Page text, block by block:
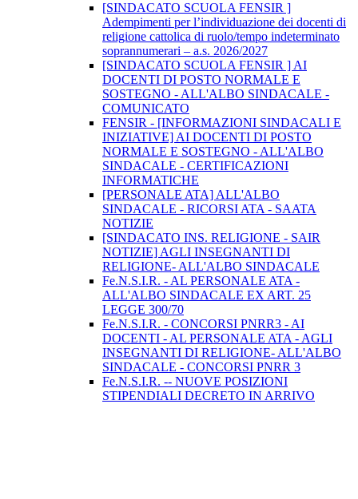
[SINDACATO SCUOLA FENSIR ]
Adempimenti per l’individuazione dei docenti di
religione cattolica di ruolo/tempo indeterminato
soprannumerari – a.s. 2026/2027
[SINDACATO SCUOLA FENSIR ] AI
DOCENTI DI POSTO NORMALE E
SOSTEGNO - ALL'ALBO SINDACALE -
COMUNICATO
FENSIR - [INFORMAZIONI SINDACALI E
INIZIATIVE] AI DOCENTI DI POSTO
NORMALE E SOSTEGNO - ALL'ALBO
SINDACALE - CERTIFICAZIONI
INFORMATICHE
[PERSONALE ATA] ALL'ALBO
SINDACALE - RICORSI ATA - SAATA
NOTIZIE
[SINDACATO INS. RELIGIONE - SAIR
NOTIZIE] AGLI INSEGNANTI DI
RELIGIONE- ALL'ALBO SINDACALE
Fe.N.S.I.R. - AL PERSONALE ATA -
ALL'ALBO SINDACALE EX ART. 25
LEGGE 300/70
Fe.N.S.I.R. - CONCORSI PNRR3 - AI
DOCENTI - AL PERSONALE ATA - AGLI
INSEGNANTI DI RELIGIONE- ALL'ALBO
SINDACALE - CONCORSI PNRR 3
Fe.N.S.I.R. -- NUOVE POSIZIONI
STIPENDIALI DECRETO IN ARRIVO